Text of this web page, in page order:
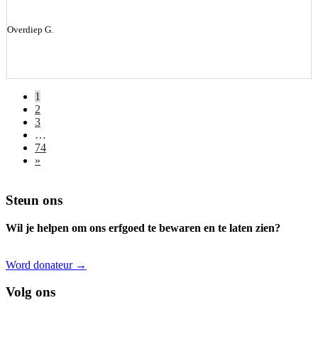
Overdiep G.
1
2
3
…
74
»
Footer
Steun ons
Wil je helpen om ons erfgoed te bewaren en te laten zien?
Word donateur →
Volg ons